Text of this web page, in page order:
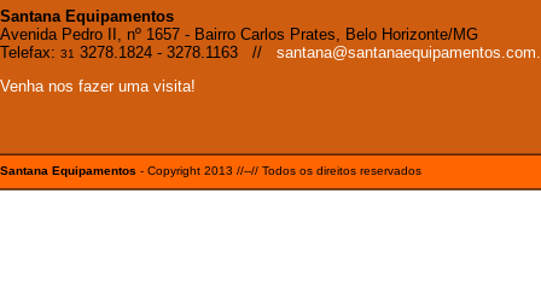
Santana Equipamentos
Avenida Pedro II, nº 1657 - Bairro Carlos Prates, Belo Horizonte/MG
Telefax: 31 3278.1824 - 3278.1163 //
Venha nos fazer uma visita!
Santana Equipamentos - Copyright 2013 //--// Todos os direitos reservados